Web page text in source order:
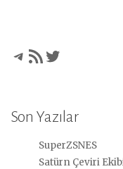
Telegram
RSS akışıTwitter
Son Yazılar
SuperZSNES
Satürn Çeviri